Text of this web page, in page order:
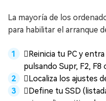
La mayoría de los
para habilitar el arranque
Reinicia tu PC y
pulsando Supr, F2, F8
Localiza los ajustes
Define tu SSD